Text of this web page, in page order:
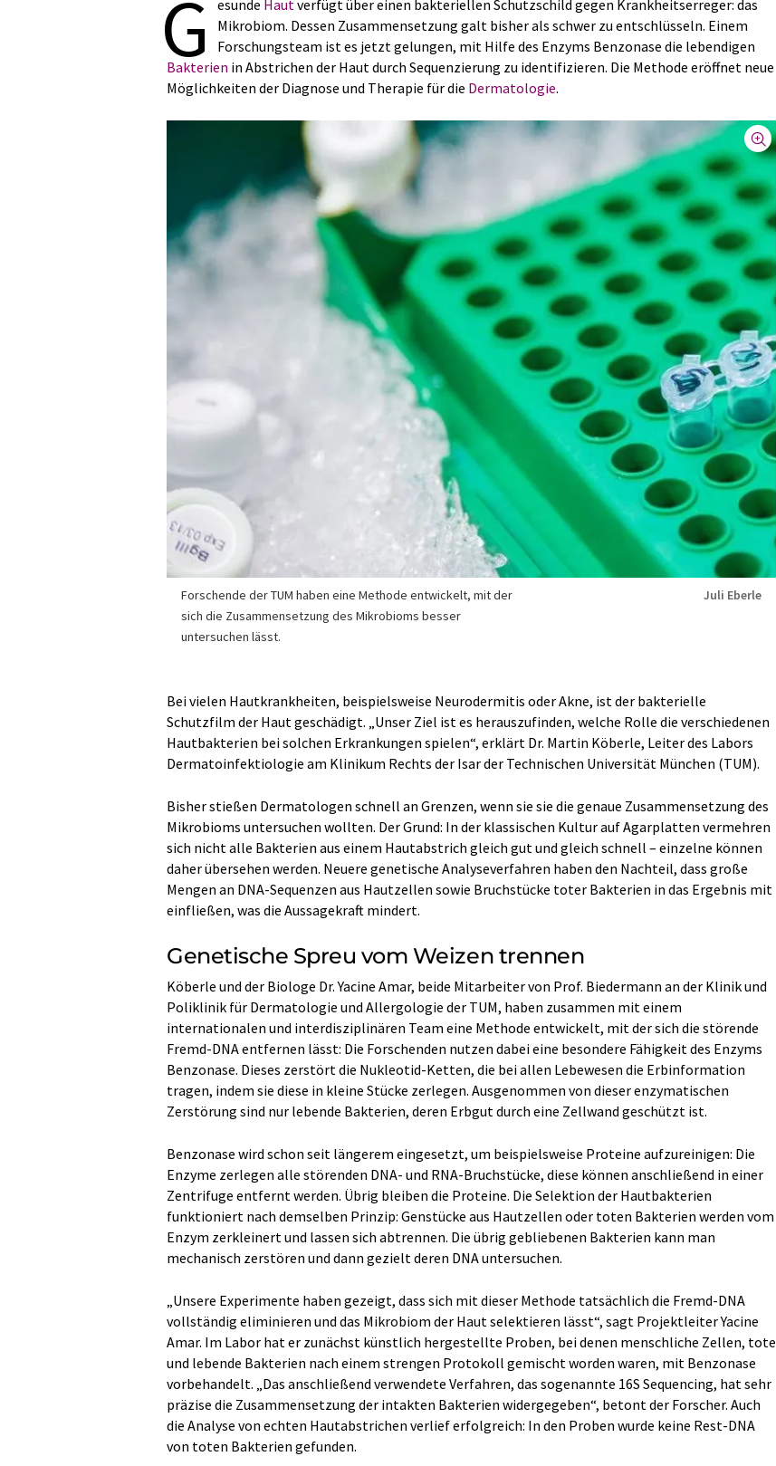
G esunde Hautverfügt über einen bakteriellen Schutzschild gegen Krankheitserreger: das
Mikrobiom. Dessen Zusammensetzung galt bisher als schwer zu entschlüsseln. Einem
Forschungsteam ist es jetzt gelungen, mit Hilfe des Enzyms Benzonase die lebendigen
Bakterien in Abstrichen der Haut durch Sequenzierung zu identifizieren. Die Methode eröffnet neue
Möglichkeiten der Diagnose und Therapie für die Dermatologie.
Forschende der TUM haben eine Methode entwickelt, mit der
sich die Zusammensetzung des Mikrobioms besser
untersuchen lässt.
Juli Eberle
Bei vielen Hautkrankheiten, beispielsweise Neurodermitis oder Akne, ist der bakterielle
Schutzfilm der Haut geschädigt. „Unser Ziel ist es herauszufinden, welche Rolle die verschiedenen
Hautbakterien bei solchen Erkrankungen spielen“, erklärt Dr. Martin Köberle, Leiter des Labors
Dermatoinfektiologie am Klinikum Rechts der Isar der Technischen Universität München (TUM).
Bisher stießen Dermatologen schnell an Grenzen, wenn sie sie die genaue Zusammensetzung des
Mikrobioms untersuchen wollten. Der Grund: In der klassischen Kultur auf Agarplatten vermehren
sich nicht alle Bakterien aus einem Hautabstrich gleich gut und gleich schnell – einzelne können
daher übersehen werden. Neuere genetische Analyseverfahren haben den Nachteil, dass große
Mengen an DNA-Sequenzen aus Hautzellen sowie Bruchstücke toter Bakterien in das Ergebnis mit
einfließen, was die Aussagekraft mindert.
Genetische Spreu vom Weizen trennen
Köberle und der Biologe Dr. Yacine Amar, beide Mitarbeiter von Prof. Biedermann an der Klinik und
Poliklinik für Dermatologie und Allergologie der TUM, haben zusammen mit einem
internationalen und interdisziplinären Team eine Methode entwickelt, mit der sich die störende
Fremd-DNA entfernen lässt: Die Forschenden nutzen dabei eine besondere Fähigkeit des Enzyms
Benzonase. Dieses zerstört die Nukleotid-Ketten, die bei allen Lebewesen die Erbinformation
tragen, indem sie diese in kleine Stücke zerlegen. Ausgenommen von dieser enzymatischen
Zerstörung sind nur lebende Bakterien, deren Erbgut durch eine Zellwand geschützt ist.
Benzonase wird schon seit längerem eingesetzt, um beispielsweise Proteine aufzureinigen: Die
Enzyme zerlegen alle störenden DNA- und RNA-Bruchstücke, diese können anschließend in einer
Zentrifuge entfernt werden. Übrig bleiben die Proteine. Die Selektion der Hautbakterien
funktioniert nach demselben Prinzip: Genstücke aus Hautzellen oder toten Bakterien werden vom
Enzym zerkleinert und lassen sich abtrennen. Die übrig gebliebenen Bakterien kann man
mechanisch zerstören und dann gezielt deren DNA untersuchen.
„Unsere Experimente haben gezeigt, dass sich mit dieser Methode tatsächlich die Fremd-DNA
vollständig eliminieren und das Mikrobiom der Haut selektieren lässt“, sagt Projektleiter Yacine
Amar. Im Labor hat er zunächst künstlich hergestellte Proben, bei denen menschliche Zellen, tote
und lebende Bakterien nach einem strengen Protokoll gemischt worden waren, mit Benzonase
vorbehandelt. „Das anschließend verwendete Verfahren, das sogenannte 16S Sequencing, hat sehr
präzise die Zusammensetzung der intakten Bakterien widergegeben“, betont der Forscher. Auch
die Analyse von echten Hautabstrichen verlief erfolgreich: In den Proben wurde keine Rest-DNA
von toten Bakterien gefunden.